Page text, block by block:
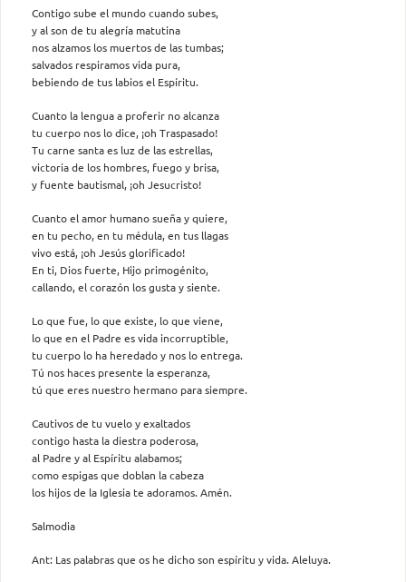
Contigo sube el mundo cuando subes,
y al son de tu alegría matutina
nos alzamos los muertos de las tumbas;
salvados respiramos vida pura,
bebiendo de tus labios el Espíritu.
Cuanto la lengua a proferir no alcanza
tu cuerpo nos lo dice, ¡oh Traspasado!
Tu carne santa es luz de las estrellas,
victoria de los hombres, fuego y brisa,
y fuente bautismal, ¡oh Jesucristo!
Cuanto el amor humano sueña y quiere,
en tu pecho, en tu médula, en tus llagas
vivo está, ¡oh Jesús glorificado!
En ti, Dios fuerte, Hijo primogénito,
callando, el corazón los gusta y siente.
Lo que fue, lo que existe, lo que viene,
lo que en el Padre es vida incorruptible,
tu cuerpo lo ha heredado y nos lo entrega.
Tú nos haces presente la esperanza,
tú que eres nuestro hermano para siempre.
Cautivos de tu vuelo y exaltados
contigo hasta la diestra poderosa,
al Padre y al Espíritu alabamos;
como espigas que doblan la cabeza
los hijos de la Iglesia te adoramos. Amén.
Salmodia
Ant: Las palabras que os he dicho son espíritu y vida. Aleluya.